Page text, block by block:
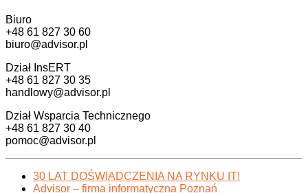
Biuro
+48 61 827 30 60
biuro@advisor.pl
Dział InsERT
+48 61 827 30 35
handlowy@advisor.pl
Dział Wsparcia Technicznego
+48 61 827 30 40
pomoc@advisor.pl
30 LAT DOŚWIADCZENIA NA RYNKU IT!
Advisor – firma informatyczna Poznań